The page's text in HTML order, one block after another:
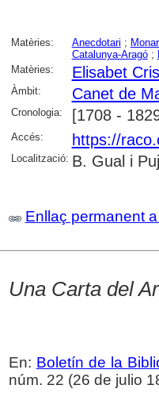
Matèries: Anecdotari ;
Catalunya-Aragó;
Matèries:
Elisabet
Àmbit: Canet de
Cronologia: [1708 -
Accés: https://
Localització: B. Gual i
Enllaç permanent
Una Carta del
En: Boletín de la
núm. 22 (26 de julio